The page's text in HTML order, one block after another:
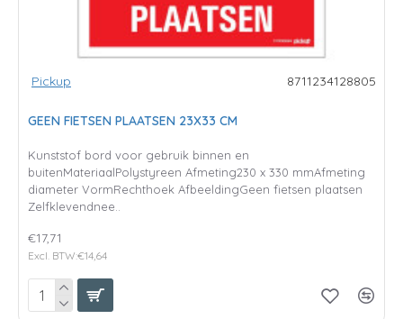
Pickup 8711234128805
GEEN FIETSEN PLAATSEN 23X33 CM
Kunststof bord voor gebruik binnen en
buitenMateriaalPolystyreen Afmeting230 x 330 mmAfmeting
diameter VormRechthoek AfbeeldingGeen fietsen plaatsen
Zelfklevendnee..
€17,71
Excl. BTW:€14,64